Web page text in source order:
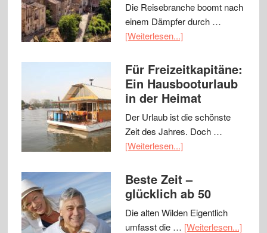
Die Reisebranche boomt nach
einem Dämpfer durch …
[Weiterlesen...]
Für Freizeitkapitäne:
Ein Hausbooturlaub
in der Heimat
Der Urlaub ist die schönste
Zeit des Jahres. Doch …
[Weiterlesen...]
Beste Zeit –
glücklich ab 50
Die alten Wilden Eigentlich
umfasst die … [Weiterlesen...]